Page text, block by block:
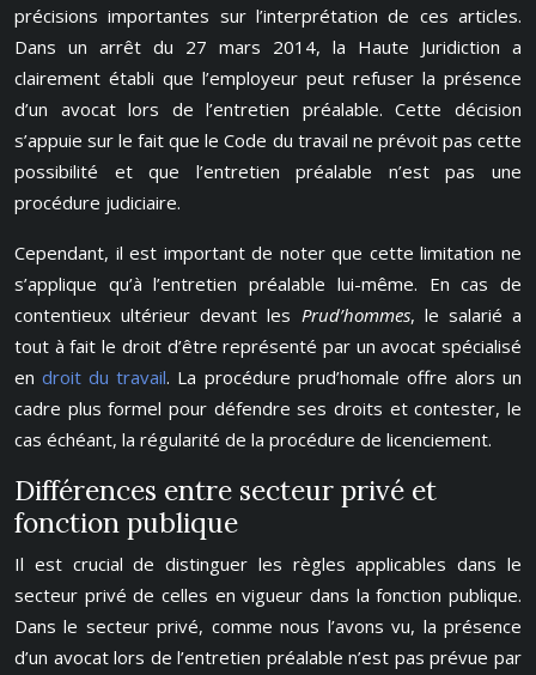
précisions importantes sur l’interprétation de ces articles.
Dans un arrêt du 27 mars 2014, la Haute Juridiction a
clairement établi que l’employeur peut refuser la présence
d’un avocat lors de l’entretien préalable. Cette décision
s’appuie sur le fait que le Code du travail ne prévoit pas cette
possibilité et que l’entretien préalable n’est pas une
procédure judiciaire.
Cependant, il est important de noter que cette limitation ne
s’applique qu’à l’entretien préalable lui-même. En cas de
contentieux ultérieur devant les Prud’hommes, le salarié a
tout à fait le droit d’être représenté par un avocat spécialisé
endroit du travail. La procédure prud’homale offre alors un
cadre plus formel pour défendre ses droits et contester, le
cas échéant, la régularité de la procédure de licenciement.
Différences entre secteur privé et
fonction publique
Il est crucial de distinguer les règles applicables dans le
secteur privé de celles en vigueur dans la fonction publique.
Dans le secteur privé, comme nous l’avons vu, la présence
d’un avocat lors de l’entretien préalable n’est pas prévue par